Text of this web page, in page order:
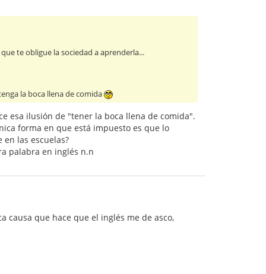
te obligue la sociedad a aprenderla...
la boca llena de comida
esa ilusión de "tener la boca llena de comida".
forma en que está impuesto es que lo
las escuelas?
palabra en inglés n.n
causa que hace que el inglés me de asco,